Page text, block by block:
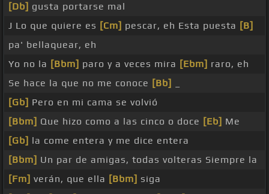
[Db] gusta portarse mal
J Lo que quiere es [Cm] pescar, eh Esta puesta [B]
pa' bellaquear, eh
Yo no la [Bbm] paro y a veces mira [Ebm] raro, eh
Se hace la que no me conoce [Bb]
[Gb] Pero en mi cama se volvió
[Bbm] Que hizo como a las cinco o doce [Eb] Me
[Gb] la come entera y me dice entera
[Bbm] Un par de amigas, todas volteras Siempre la
[Fm] verán, que ella [Bbm] siga